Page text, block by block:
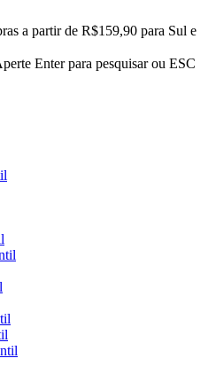
a partir de R$159,90 para Sul e
Enter para pesquisar ou ESC